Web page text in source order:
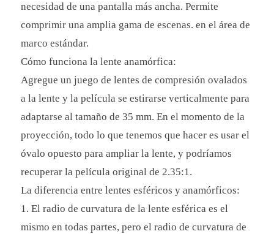
necesidad de una pantalla más ancha. Permite
comprimir una amplia gama de escenas. en el área de
marco estándar.
Cómo funciona la lente anamórfica:
Agregue un juego de lentes de compresión ovalados
a la lente y la película se estirarse verticalmente para
adaptarse al tamaño de 35 mm. En el momento de la
proyección, todo lo que tenemos que hacer es usar el
óvalo opuesto para ampliar la lente, y podríamos
recuperar la película original de 2.35:1.
La diferencia entre lentes esféricos y anamórficos:
1. El radio de curvatura de la lente esférica es el
mismo en todas partes, pero el radio de curvatura de